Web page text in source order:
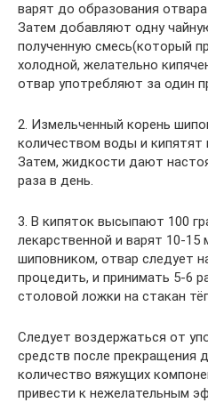
варят до образования
Затем добавляют одну
полученную смесь(который
холодной, желательно
отвар употребляют за один
2. Измельченный корень
количеством воды и кипятят
Затем, жидкости дают
раза в день.
3. В кипяток высыпают 100
лекарственной и варят 10-15
шиповником, отвар следует
процедить, и принимать 5-6
столовой ложки на стакан
Следует воздержаться от
средств после прекращения
количество вяжущих
привести к нежелательным